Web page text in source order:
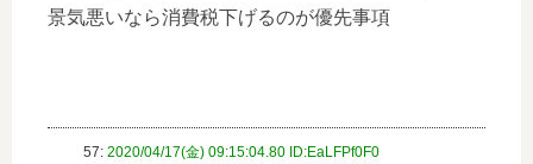
景気悪いなら消費税下げるのが優先事項
57: 2020/04/17(金) 09:15:04.80 ID:EaLFPf0F0